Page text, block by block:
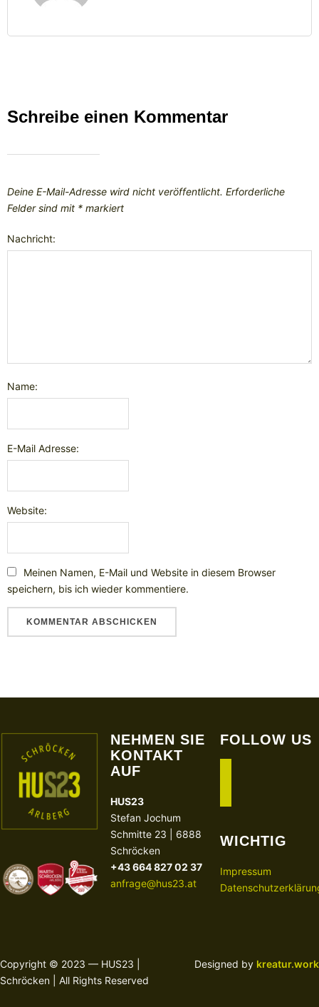
Schreibe einen Kommentar
Deine E-Mail-Adresse wird nicht veröffentlicht. Erforderliche
Felder sind mit * markiert
Nachricht:
Name:
E-Mail Adresse:
Website:
Meinen Namen, E-Mail und Website in diesem Browser
speichern, bis ich wieder kommentiere.
NEHMEN SIE
KONTAKT
AUF
HUS23
Stefan Jochum
Schmitte 23 | 6888
Schröcken
+43 664 827 02 37
anfrage@hus23.at
FOLLOW US
WICHTIG
Impressum
Copyright © 2023 — HUS23 |
Schröcken | All Rights Reserved
Designed by kreatur.work